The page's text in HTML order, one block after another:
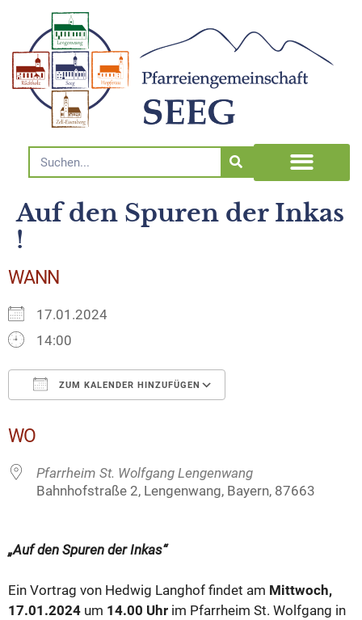
Auf den Spuren der Inkas
!
WANN
17.01.2024
14:00
ZUM KALENDER HINZUFÜGEN
WO
Pfarrheim St. Wolfgang Lengenwang
Bahnhofstraße 2, Lengenwang, Bayern, 87663
„Auf den Spuren der Inkas“
Ein Vortrag von Hedwig Langhof findet am Mittwoch,
17.01.2024 um 14.00 Uhr im Pfarrheim St. Wolfgang in